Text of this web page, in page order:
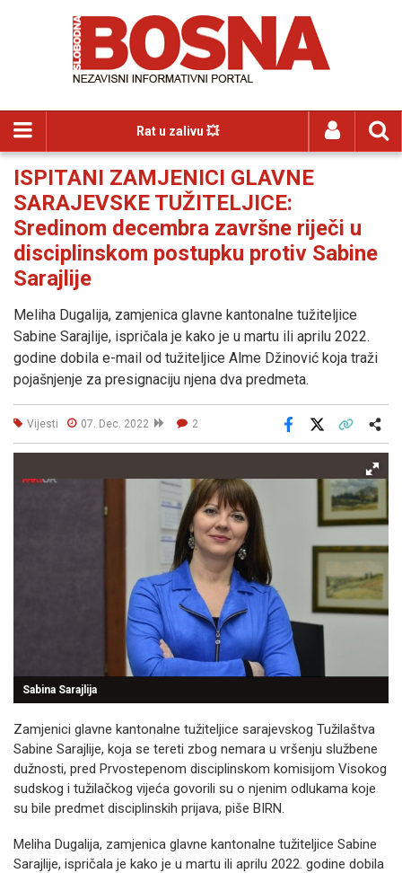
Rat u zalivu 💥
ISPITANI ZAMJENICI GLAVNE
SARAJEVSKE TUŽITELJICE:
Sredinom decembra završne riječi u
disciplinskom postupku protiv Sabine
Sarajlije
Meliha Dugalija, zamjenica glavne kantonalne tužiteljice
Sabine Sarajlije, ispričala je kako je u martu ili aprilu 2022.
godine dobila e-mail od tužiteljice Alme Džinović koja traži
pojašnjenje za presignaciju njena dva predmeta.
Vijesti 07. Dec. 2022 2
Facebook
Sabina Sarajlija
Zamjenici glavne kantonalne tužiteljice sarajevskog Tužilaštva
Sabine Sarajlije, koja se tereti zbog nemara u vršenju službene
dužnosti, pred Prvostepenom disciplinskom komisijom Visokog
sudskog i tužilačkog vijeća govorili su o njenim odlukama koje
su bile predmet disciplinskih prijava, piše BIRN.
Meliha Dugalija, zamjenica glavne kantonalne tužiteljice Sabine
Sarajlije, ispričala je kako je u martu ili aprilu 2022. godine dobila